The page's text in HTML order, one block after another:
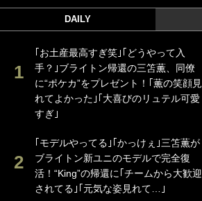
DAILY
｢お土産最高すぎ笑｣｢どうやって入
手？｣ブライトン帰還の三笘薫、同僚
に“ポケカ”をプレゼント！｢薫の笑顔見
れてよかった｣｢大喜びのリュテル可愛
すぎ｣
｢モデルやってる｣｢かっけぇ｣三笘薫が
ブライトン新ユニのモデルで完全復
活！“King”の帰還に｢チームから大歓迎
されてる｣｢元気な姿見れて…｣